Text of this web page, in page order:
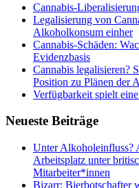
Cannabis-
Legalisierung von
Alkoholkonsum einher
Cannabis-Schäden:
Evidenzbasis
Cannabis legalisieren?
Position zu Plänen der
Verfügbarkeit spielt
Neueste Beiträge
Unter Alkoholeinfluss?
Arbeitsplatz unter
Mitarbeiter*innen
Bizarr: Bierbotschafter